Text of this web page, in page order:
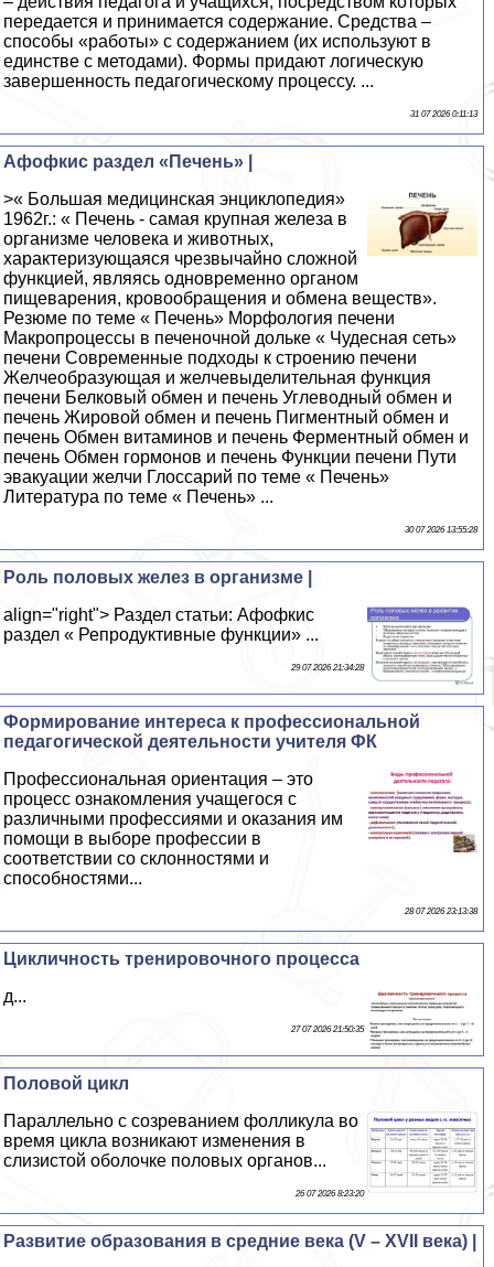
передается и принимается содержание. Средства –
способы «работы» с содержанием (их используют в
единстве с методами). Формы придают логическую
завершенность педагогическому процессу. ...
31 07 2026 0:11:13
Афофкис раздел «Печень» |
>« Большая медицинская энциклопедия»
1962г.: « Печень - самая крупная железа в
организме человека и животных,
характеризующаяся чрезвычайно сложной
функцией, являясь одновременно органом
пищеварения, кровообращения и обмена веществ».
Резюме по теме « Печень» Морфология печени
Макропроцессы в печеночной дольке « Чудесная сеть»
печени Современные подходы к строению печени
Желчеобразующая и желчевыделительная функция
печени Белковый обмен и печень Углеводный обмен и
печень Жировой обмен и печень Пигментный обмен и
печень Обмен витаминов и печень Ферментный обмен и
печень Обмен гормонов и печень Функции печени Пути
эвакуации желчи Глоссарий по теме « Печень»
Литература по теме « Печень» ...
30 07 2026 13:55:28
Роль половых желез в организме |
align="right"> Раздел статьи: Афофкис
раздел « Репродуктивные функции» ...
29 07 2026 21:34:28
Формирование интереса к профессиональной
педагогической деятельности учителя ФК
Профессиональная ориентация – это
процесс ознакомления учащегося с
различными профессиями и оказания им
помощи в выборе профессии в
соответствии со склонностями и
способностями...
28 07 2026 23:13:38
Цикличность тренировочного процесса
д...
27 07 2026 21:50:35
Пoлoвoй цикл
Параллельно с созреванием фолликула во
время цикла возникают изменения в
слизистой оболочке пoлoвых органов...
26 07 2026 8:23:20
Развитие образования в средние века (V – XVII века) |